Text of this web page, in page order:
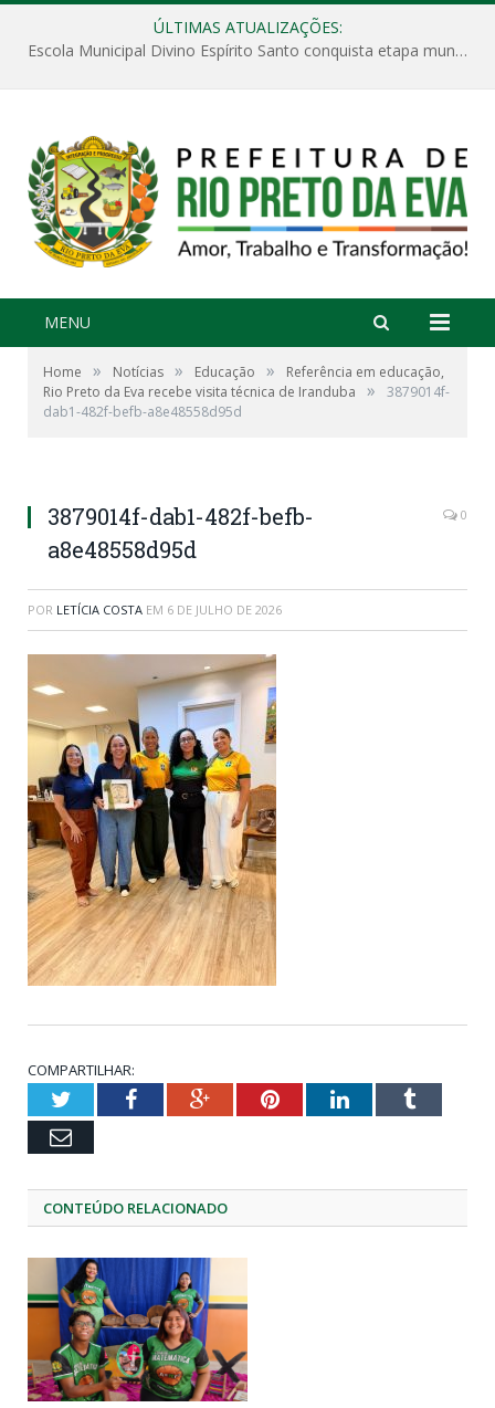
ÚLTIMAS ATUALIZAÇÕES:
Escola Municipal Divino Espírito Santo conquista etapa municipal da V Feira Amazonense de Matemática
MENU
Home » Notícias » Educação »
Referência em educação,
Rio Preto da Eva recebe visita técnica de Iranduba
»
3879014f-
dab1-482f-befb-a8e48558d95d
3879014f-dab1-482f-befb-
a8e48558d95d
0
POR LETÍCIA COSTA EM 6 DE JULHO DE 2026
COMPARTILHAR:
TwitterFacebookGoogle+PinterestLinkedInTumblr
Email
CONTEÚDO RELACIONADO